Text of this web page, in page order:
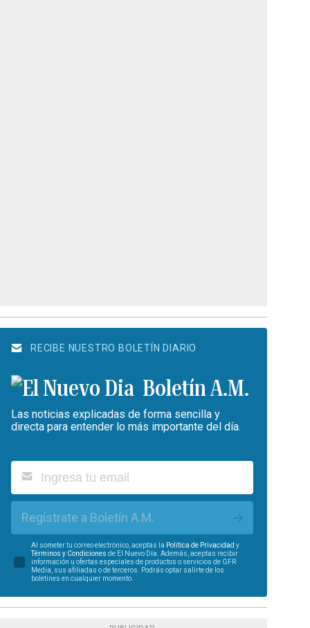
RECIBE NUESTRO BOLETÍN DIARIO
Boletín A.M.
Las noticias explicadas de forma sencilla y
directa para entender lo más importante del día.
Regístrate a Boletín A.M.
Al someter tu correo electrónico, aceptas la Política de Privacidad y
Términos y Condiciones de El Nuevo Día. Además, aceptas recibir
información u ofertas especiales de productos o servicios de GFR
Media, sus afiliadas o de terceros. Podrás optar salirte de los
boletines en cualquier momento.